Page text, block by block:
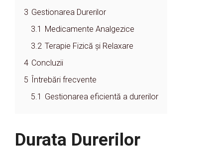
3 Gestionarea Durerilor
3.1
Medicamente Analgezice
3.2 Terapie Fizică și Relaxare
4 Concluzii
5
Întrebări frecvente
5.1 Gestionarea eficientă a durerilor
Durata Durerilor